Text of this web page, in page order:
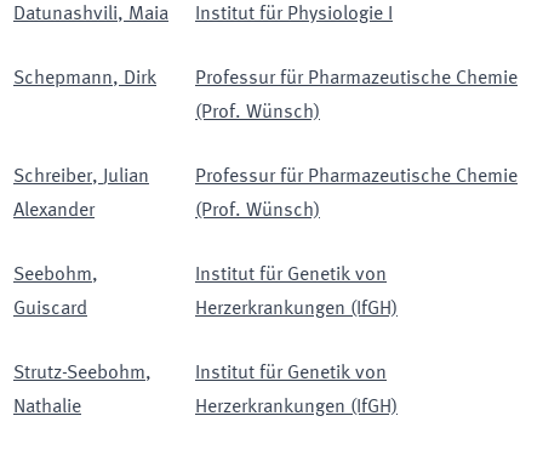
Datunashvili, Maia Institut für Physiologie I
Schepmann, Dirk
Professur für Pharmazeutische Chemie
(Prof. Wünsch)
Schreiber,
Julian
Alexander
Professur für Pharmazeutische Chemie
(Prof. Wünsch)
Seebohm,
Guiscard
Institut für Genetik von
Herzerkrankungen (IfGH)
Strutz-Seebohm,
Nathalie
Institut für Genetik von
Herzerkrankungen (IfGH)